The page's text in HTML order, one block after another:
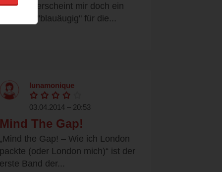
Karlsson erscheint mir doch ein
wenig zu "blauäugig" für die...
lunamonique
03.04.2014 – 20:53
Mind The Gap!
„Mind the Gap! – Wie ich London
packte (oder London mich)“ ist der
erste Band der...